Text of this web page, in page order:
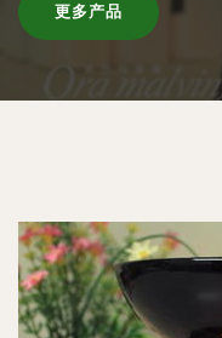
更多产品